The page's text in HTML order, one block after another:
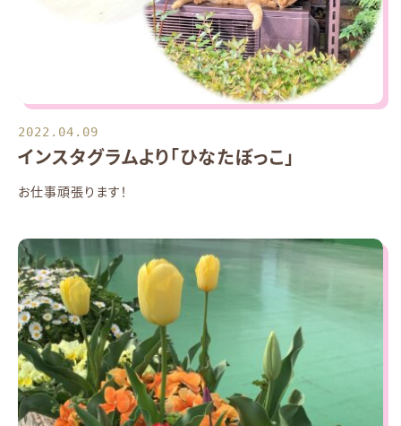
2022.04.09
インスタグラムより「ひなたぼっこ」
お仕事頑張ります！